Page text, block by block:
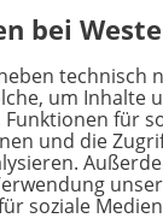
Das führende
den
Transfer!
Ihr Wegweiser
wichtigsten
bei
technisch
um Inhalte
für
und die
soziale